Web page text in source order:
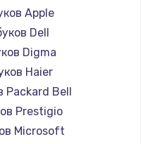
Apple
Dell
Digma
Haier
Packard Bell
Prestigio
Microsoft